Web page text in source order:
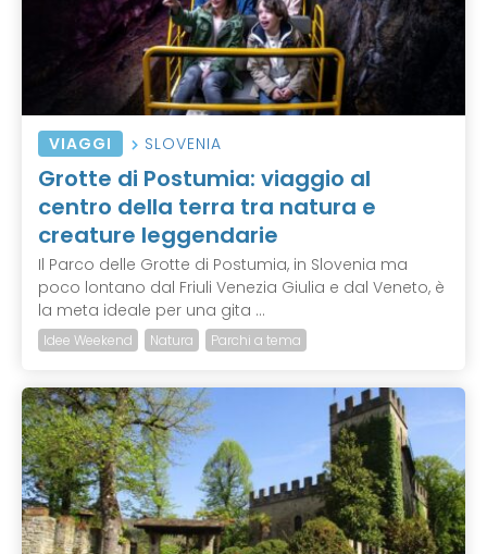
VIAGGI SLOVENIA
Grotte di Postumia: viaggio al
centro della terra tra natura e
creature leggendarie
Il Parco delle Grotte di Postumia, in Slovenia ma
poco lontano dal Friuli Venezia Giulia e dal Veneto, è
la meta ideale per una gita ...
Idee Weekend Natura Parchi a tema